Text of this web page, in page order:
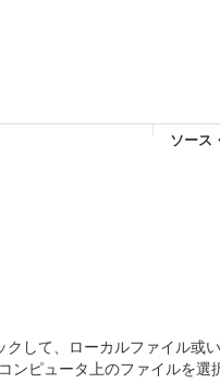
ソース
クして、ローカルファイル或
ンピュータ上のファイルを